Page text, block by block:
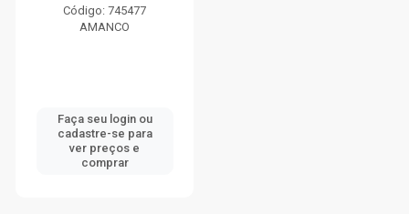
Código: 745477
AMANCO
Faça seu login ou
cadastre-se para
ver preços e
comprar